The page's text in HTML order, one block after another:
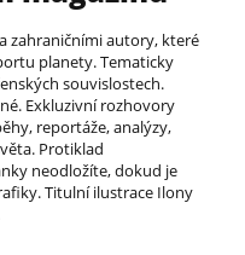
zahraničními autory, které
planety. Tematicky
souvislostech.
Exkluzivní rozhovory
reportáže, analýzy,
Protiklad
neodložíte, dokud je
Titulní ilustrace Ilony